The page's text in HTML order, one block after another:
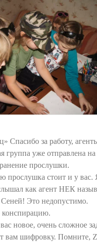
Спасибо за работу,
группа уже отправлена на
прослушки.
прослушка стоит и у вас.
как агент НЕК
Это недопустимо.
конспирацию.
новое, очень сложное
вам шифровку. Помните, Z